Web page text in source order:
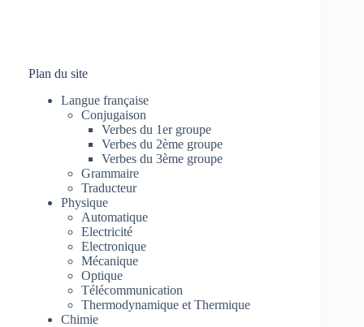
Plan du site
Langue française
Conjugaison
Verbes du 1er groupe
Verbes du 2ème groupe
Verbes du 3ème groupe
Grammaire
Traducteur
Physique
Automatique
Electricité
Electronique
Mécanique
Optique
Télécommunication
Thermodynamique et Thermique
Chimie